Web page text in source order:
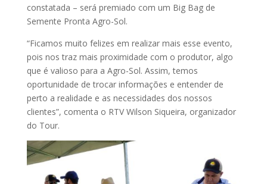
constatada – será premiado com um Big Bag de
Semente Pronta Agro-Sol.
“Ficamos muito felizes em realizar mais esse evento,
pois nos traz mais proximidade com o produtor, algo
que é valioso para a Agro-Sol. Assim, temos
oportunidade de trocar informações e entender de
perto a realidade e as necessidades dos nossos
clientes”, comenta o RTV Wilson Siqueira, organizador
do Tour.